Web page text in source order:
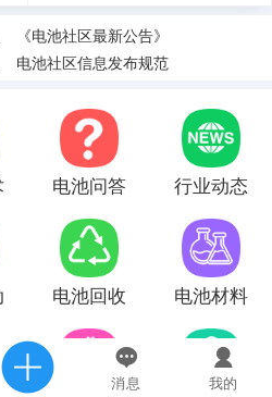
消息 我的
《电池社区最新公告》
电池社区信息发布规范
电池问答 行业动态
电池回收 电池材料